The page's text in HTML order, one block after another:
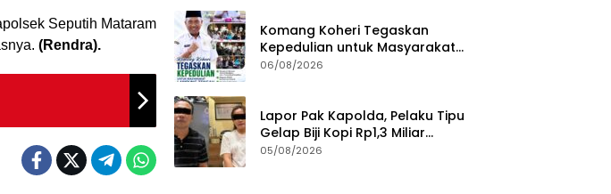
Seputih Mataram
(Rendra).
Komang Koheri Tegaskan
Kepedulian untuk Masyarakat
Lampung Tengah Lewat
06/08/2026
Lapor Pak Kapolda, Pelaku Tipu
Gelap Biji Kopi Rp1,3 Miliar
Dibebaskan: Sempat
05/08/2026